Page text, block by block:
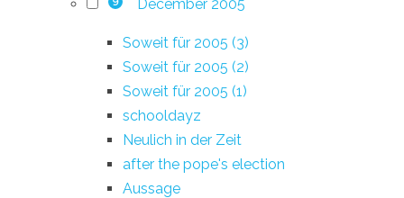
December 2005
Soweit für 2005 (3)
Soweit für 2005 (2)
Soweit für 2005 (1)
schooldayz
Neulich in der Zeit
after the pope's election
Aussage